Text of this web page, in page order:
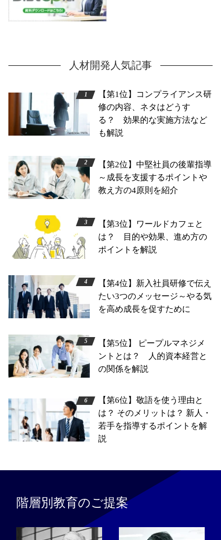
人材開発人気記事
【第1位】コンプライアンス研
修の内容、ネタはどうす
る？ 効果的な実施方法など
も解説
【第2位】中堅社員の後輩指導
～成長を支援するポイントや
教え方の4原則を紹介
【第3位】ワールドカフェと
は？ 目的や効果、進め方の
ポイントを解説
【第4位】新入社員研修で伝え
たい3つのメッセージ～やる気
を高め成長を促すために
【第5位】 ピープルマネジメ
ントとは？ 人的資本経営と
の関係を解説
【第6位】敬語を使う理由と
は？ そのメリットは？ 新人・
若手を指導するポイントを解
説
階層別教育のご提案